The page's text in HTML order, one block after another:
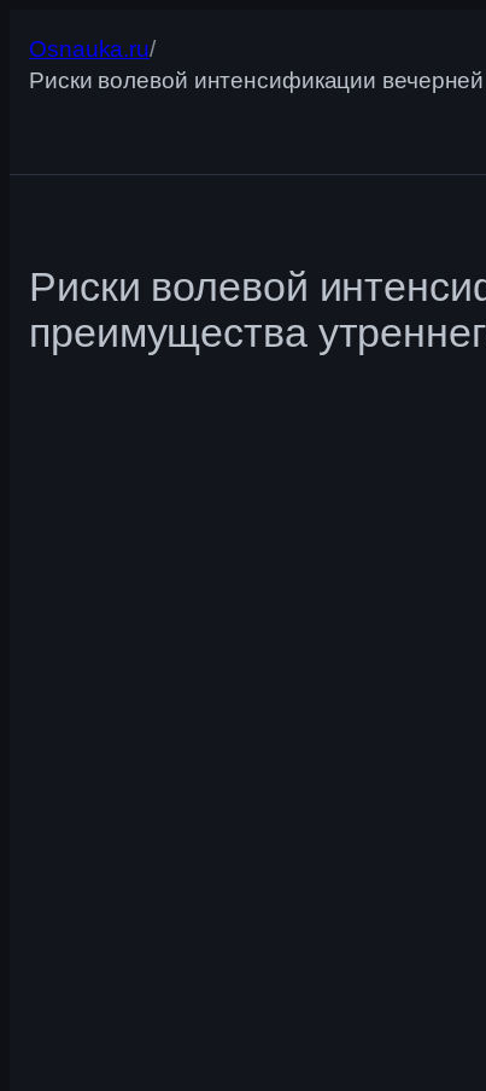
содержимому
Osnauka.ru/
Риски волевой интенсификации
Риски волевой
преимущества